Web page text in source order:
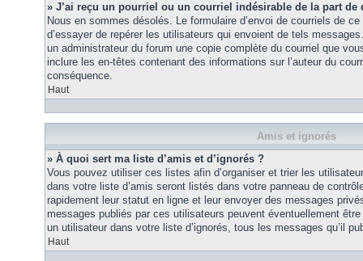
» J’ai reçu un pourriel ou un courriel indésirable de la part de
Nous en sommes désolés. Le formulaire d’envoi de courriels de
d’essayer de repérer les utilisateurs qui envoient de tels
un administrateur du forum une copie complète du courriel que
inclure les en-têtes contenant des informations sur l’auteur du
conséquence.
Haut
Amis et ignorés
» À quoi sert ma liste d’amis et d’ignorés ?
Vous pouvez utiliser ces listes afin d’organiser et trier les
dans votre liste d’amis seront listés dans votre panneau de
rapidement leur statut en ligne et leur envoyer des messages
messages publiés par ces utilisateurs peuvent éventuellement
un utilisateur dans votre liste d’ignorés, tous les messages qu’il
Haut